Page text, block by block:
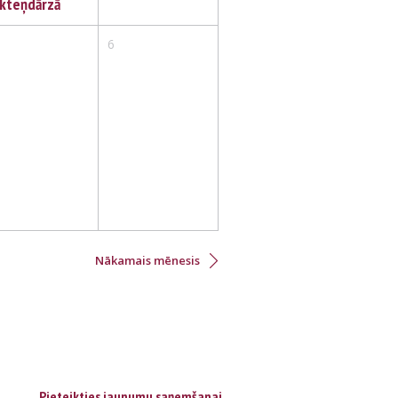
6
Nākamais mēnesis